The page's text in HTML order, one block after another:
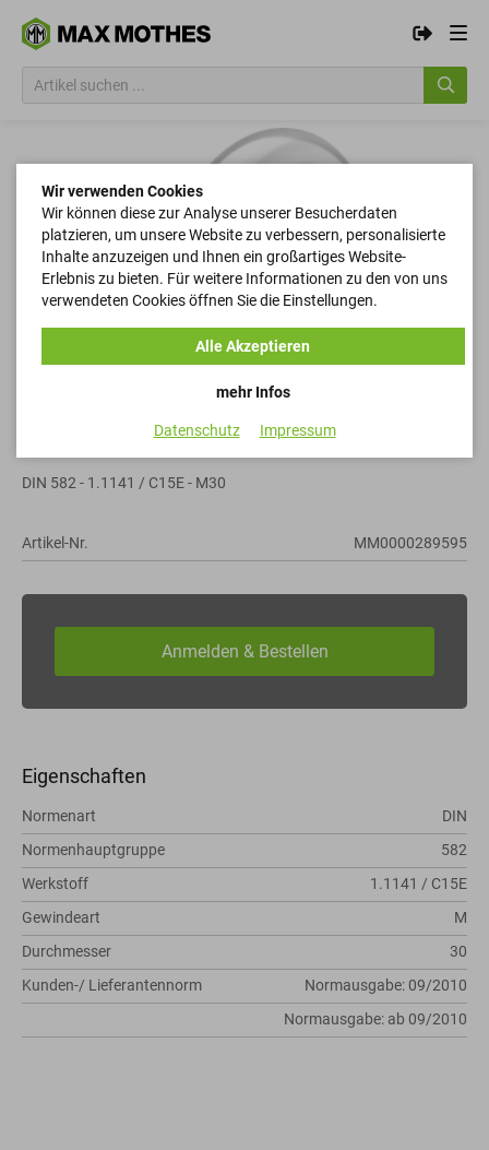
Ringmuttern
DIN 582 - 1.1141 / C15E - M30
Artikel-Nr. MM0000289595
Eigenschaften
Normenart
DIN
Normenhauptgruppe
582
Werkstoff
1.1141 / C15E
Gewindeart
M
Durchmesser
30
Kunden-/ Lieferantennorm
Normausgabe: 09/2010
Normausgabe: ab 09/2010
Wir verwenden Cookies
Wir können diese zur Analyse unserer Besucherdaten
platzieren, um unsere Website zu verbessern, personalisierte
Inhalte anzuzeigen und Ihnen ein großartiges Website-
Erlebnis zu bieten. Für weitere Informationen zu den von uns
verwendeten Cookies öffnen Sie die Einstellungen.
mehr Infos
Alle Akzeptieren
Datenschutz Impressum